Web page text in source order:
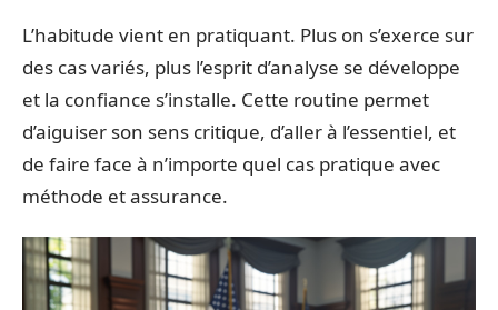
L’habitude vient en pratiquant. Plus on s’exerce sur
des cas variés, plus l’esprit d’analyse se développe
et la confiance s’installe. Cette routine permet
d’aiguiser son sens critique, d’aller à l’essentiel, et
de faire face à n’importe quel cas pratique avec
méthode et assurance.